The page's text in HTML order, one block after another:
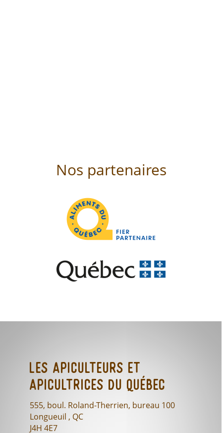
Nos partenaires
Les Apiculteurs et
Apicultrices du Québec
555, boul. Roland-Therrien, bureau 100
Longueuil , QC
J4H 4E7